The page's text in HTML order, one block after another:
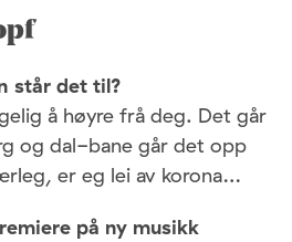
står det til?
å høyre frå deg. Det går
og dal-bane går det opp
er eg lei av korona…
på ny musikk